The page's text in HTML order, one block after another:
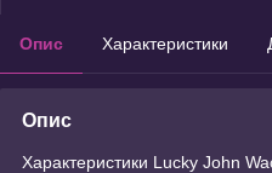
Опис Характеристики
Опис
Характеристики Lucky John